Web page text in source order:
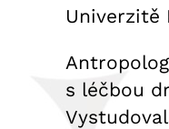
Univerzitě
s léčbou